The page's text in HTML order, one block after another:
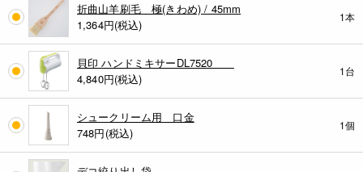
折曲山羊刷毛 極(きわめ) / 45mm
1,364円(税込)
1本
貝印 ハンドミキサーDL7520
4,840円(税込)
1台
シュークリーム用 口金
748円(税込)
1個